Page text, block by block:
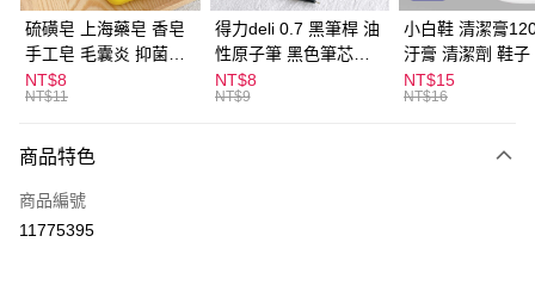
悠遊付
ATM付款
全家取貨付款
每筆NT$60，滿NT$599(含以上)免運費
付款後全家取貨
硫磺皂 上海藥皂 香皂
手工皂 毛囊炎 抑菌除
蟎 清潔護膚 去油去痘
寵物皮膚病 狗狗貓咪
NT$8
NT$11
得力deli 0.7 黑筆桿 油
性原子筆 黑色筆芯
S304
NT$8
NT$9
小白鞋 清潔膏
汙膏 清潔劑 鞋子
漬 白皮鞋 鞋油
NT$15
NT$16
商品特色
商品編號
11775395